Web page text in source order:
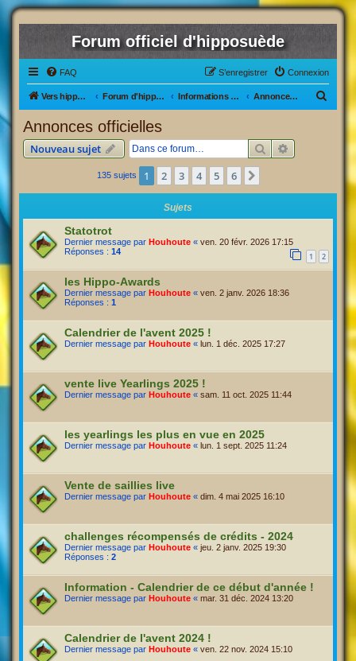
Forum officiel d'hipposuède
FAQ Connexion
S’enregistrer
Vers hipposuède, le jeu ! Forum d'hipposuède Informations générales Annonces officielles
r
Annonces officielles
Nouveau sujet RechercherRecherche
135 sujets 1 2 3 4 5 6
Sujets
Statotrot
Dernier message par Houhoute « ven. 20 févr. 2026 17:15
Réponses : 14 1 2
les Hippo-Awards
Dernier message par Houhoute « ven. 2 janv. 2026 18:36
Réponses : 1
Calendrier de l'avent 2025 !
Dernier message par Houhoute « lun. 1 déc. 2025 17:27
vente live Yearlings 2025 !
Dernier message par Houhoute « sam. 11 oct. 2025 11:44
les yearlings les plus en vue en 2025
Dernier message par Houhoute « lun. 1 sept. 2025 11:24
Vente de saillies live
Dernier message par Houhoute « dim. 4 mai 2025 16:10
challenges récompensés de crédits - 2024
Dernier message par Houhoute « jeu. 2 janv. 2025 19:30
Réponses : 2
Information - Calendrier de ce début d'année !
Dernier message par Houhoute « mar. 31 déc. 2024 13:20
Calendrier de l'avent 2024 !
Dernier message par Houhoute « ven. 22 nov. 2024 15:10